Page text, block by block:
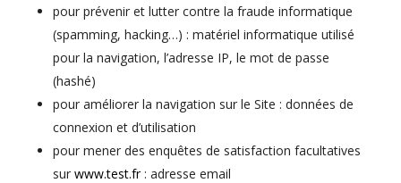
pour prévenir et lutter contre la fraude informatique
(spamming, hacking…) : matériel informatique utilisé
pour la navigation, l’adresse IP, le mot de passe
(hashé)
pour améliorer la navigation sur le Site : données de
connexion et d’utilisation
pour mener des enquêtes de satisfaction facultatives
sur www.test.fr: adresse email